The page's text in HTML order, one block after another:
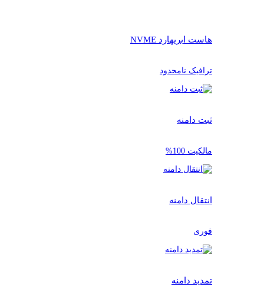
هاست ابریهارد NVME
ترافیک نامحدود
ثبت دامنه
مالکیت 100%
انتقال دامنه
فوری
تمدید دامنه